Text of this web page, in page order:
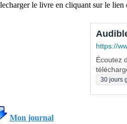
le livre en cliquant sur le lien
https://
Écoutez
30 jours
Mon journal